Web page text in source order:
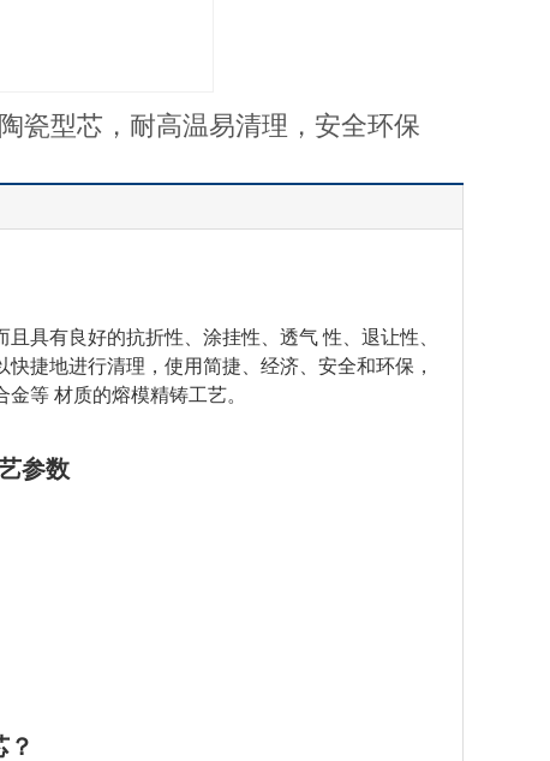
瓷型芯，耐高温易清理，安全环保
且具有良好的抗折性、涂挂性、透气 性、退让性、
捷地进行清理，使用简捷、经济、安全和环保，
等 材质的熔模精铸工艺。
参数
？